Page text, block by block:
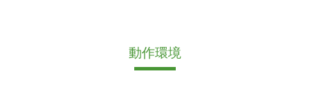
動作環境